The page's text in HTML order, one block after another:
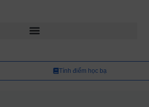
Tính điểm học bạ